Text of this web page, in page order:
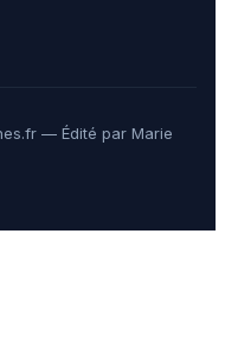
— Édité par Marie